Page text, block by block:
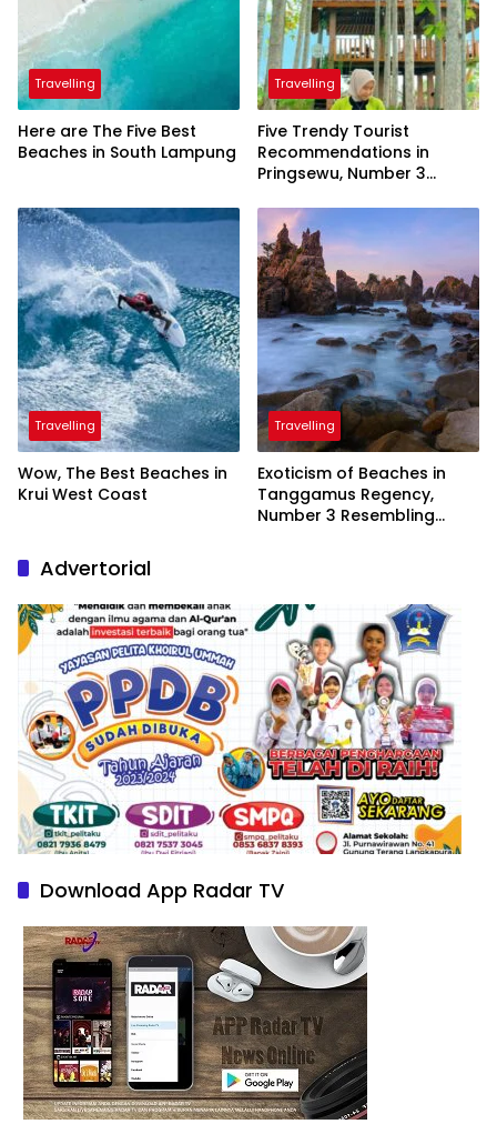
Travelling
Here are The Five Best
Beaches in South Lampung
Travelling
Five Trendy Tourist
Recommendations in
Pringsewu, Number 3
President
Travelling
Wow, The Best Beaches in
Krui West Coast
Travelling
Exoticism of Beaches in
Tanggamus Regency,
Number 3 Resembling
Advertorial
Download App Radar TV